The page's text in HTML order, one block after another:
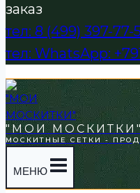
заказ
тел: 8 (499) 397-77-
тел: WhatsApp:
"МОИ
МОСКИТНЫЕ СЕТКИ -
МЕНЮ